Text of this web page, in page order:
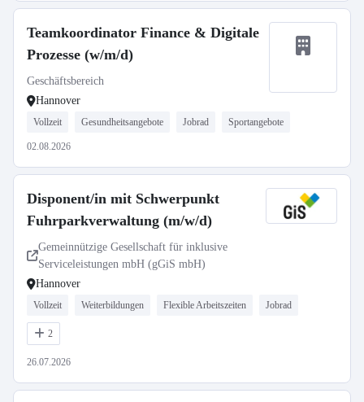
Teamkoordinator Finance & Digitale
Prozesse (w/m/d)
Geschäftsbereich
Hannover
Vollzeit Gesundheitsangebote Jobrad Sportangebote
02.08.2026
Disponent/in mit Schwerpunkt
Fuhrparkverwaltung (m/w/d)
Gemeinnützige Gesellschaft für inklusive
Serviceleistungen mbH (gGiS mbH)
Hannover
Vollzeit Weiterbildungen Flexible Arbeitszeiten Jobrad
2
26.07.2026